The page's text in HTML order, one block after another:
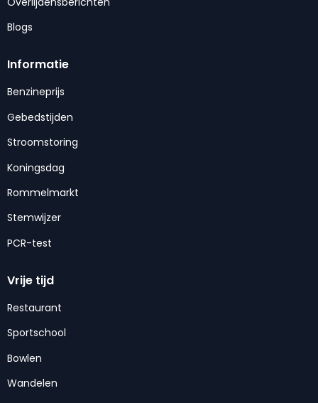
Blogs
Informatie
Benzineprijs
Gebedstijden
Stroomstoring
Koningsdag
Rommelmarkt
Stemwijzer
PCR-test
Vrije tijd
Restaurant
Sportschool
Bowlen
Wandelen